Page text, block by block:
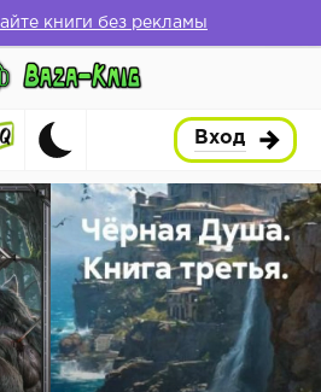
книги без рекламы
Вход